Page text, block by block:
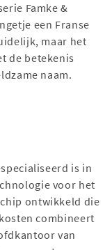
Famke &
een Franse
maar het
de betekenis
naam.
is in
voor het
ontwikkeld die
combineert
van